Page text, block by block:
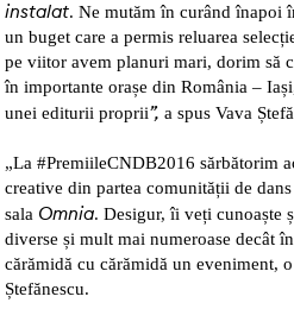
instalat. Ne mutăm în curând înapoi
un buget care a permis reluarea
pe viitor avem planuri mari, dorim să
în importante orașe din România –
unei editurii proprii”, a spus Vava
„La #PremiileCNDB2016 sărbătorim
creative din partea comunității de
sala Omnia. Desigur, îi veți cunoaște
diverse și mult mai numeroase decât
cărămidă cu cărămidă un eveniment,
Ștefănescu.